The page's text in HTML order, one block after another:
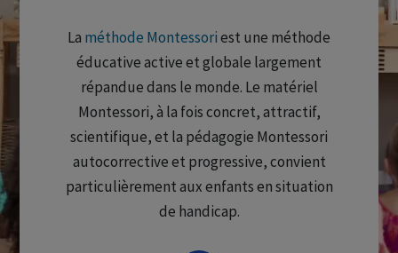
La méthode Montessoriest une méthode
éducative active et globale largement
répandue dans le monde. Le matériel
Montessori, à la fois concret, attractif,
scientifique, et la pédagogie Montessori
autocorrective et progressive, convient
particulièrement aux enfants en situation
de handicap.